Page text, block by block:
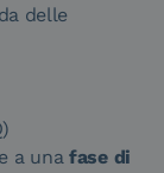
delle
a unafase di